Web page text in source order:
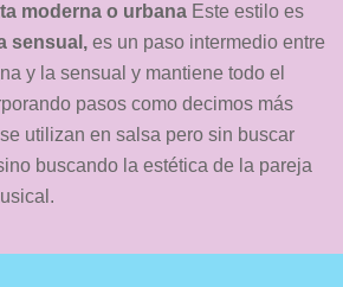
moderna o urbana Este estilo es
sensual, es un paso intermedio entre
y la sensual y mantiene todo el
pasos como decimos más
utilizan en salsa pero sin buscar
buscando la estética de la pareja